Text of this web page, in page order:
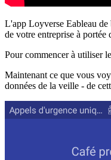
L'app Loyverse Еableau de
de votre entreprise à portée
Pour commencer à utiliser le
Maintenant ce que vous
données de la veille - de